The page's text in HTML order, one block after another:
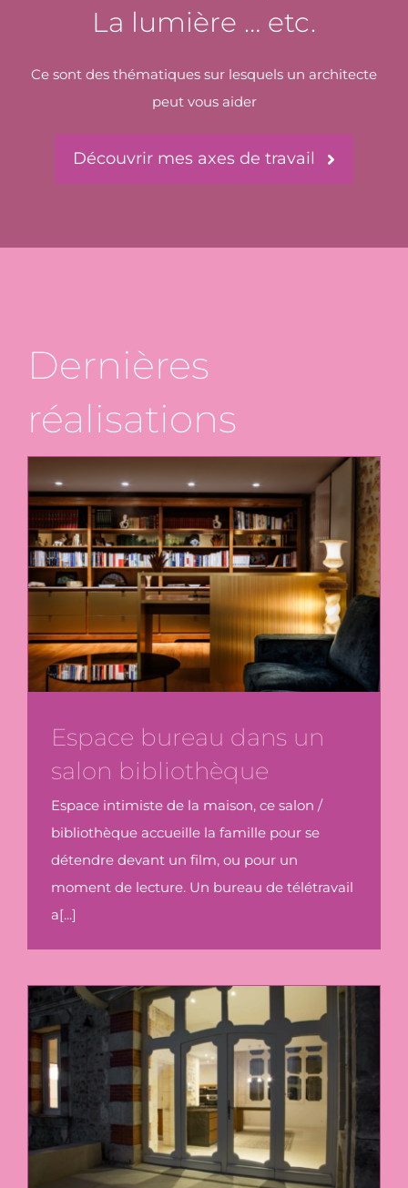
La lumière … etc.
Ce sont des thématiques sur lesquels un architecte
peut vous aider
Découvrir mes axes de travail
Dernières
réalisations
Espace bureau dans un
salon bibliothèque
Espace intimiste de la maison, ce salon /
bibliothèque accueille la famille pour se
détendre devant un film, ou pour un
moment de lecture. Un bureau de télétravail
a[...]